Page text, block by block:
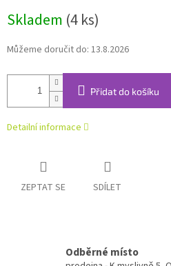
cena:
Skladem (4 ks)
Můžeme doručit do: 13.8.2026
Přidat do košíku
Detailní informace
ZEPTAT SE SDÍLET
Odběrné místo